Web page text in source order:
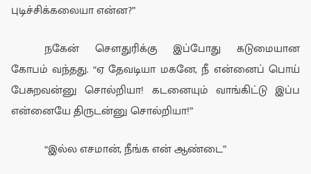
புடிச்சிக்கலையா என்ன?”
நகேன் சௌதுரிக்கு இப்போது கடுமையான
கோபம் வந்தது. “ஏ தேவடியா மகனே, நீ என்னைப் பொய்
பேசுறவன்னு சொல்றியா! கடனையும் வாங்கிட்டு இப்ப
என்னையே திருடன்னு சொல்றியா!”
“இல்லஎசமான்,நீங்க என்ஆண்டை”